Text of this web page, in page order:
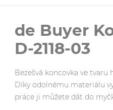
de Buyer
D-2118-03
Bezešvá koncovka ve
Díky odolnému materiálu
práce ji můžete dát do